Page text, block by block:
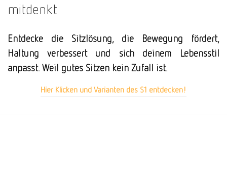
mitdenkt
Entdecke die Sitzlösung, die Bewegung fördert,
Haltung verbessert und sich deinem Lebensstil
anpasst. Weil gutes Sitzen kein Zufall ist.
Hier Klicken und Varianten des S1 entdecken!